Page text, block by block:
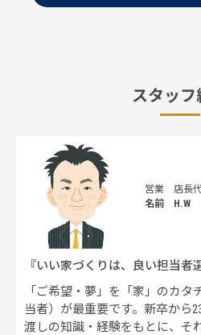
スタッフ
営業 店長
名前 H.W
『いい家づくりは、良い担当者
「ご希望・夢」を「家」のカタ
当者）が最重要です。新卒から
渡しの知識・経験をもとに、そ